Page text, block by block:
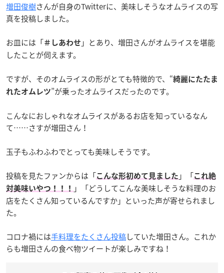
増田俊樹さんが自身のTwitterに、美味しそうなオムライスの写
真を投稿しました。
お皿には「＃しあわせ 」とあり、増田さんがオムライスを堪能
したことが伺えます。
ですが、そのオムライスの形がとても特徴的で、“綺麗にたたま
れたオムレツ”が乗ったオムライスだったのです。
こんなにおしゃれなオムライスがあるお店を知っているなん
て……さすが増田さん！
玉子もふわふわでとっても美味しそうです。
投稿を見たファンからは「こんな形初めて見ました 」「これ絶
対美味いやつ！！！
」「どうしてこんな美味しそうな料理のお
店をたくさん知っているんですか」といった声が寄せられまし
た。
コロナ禍には手料理をたくさん投稿していた増田さん。これか
らも増田さんの食べ物ツイートが楽しみですね！